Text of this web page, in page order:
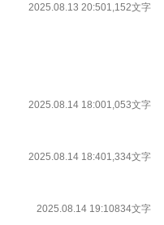
2025.08.13 20:501,152文字
2025.08.14 18:001,053文字
2025.08.14 18:401,334文字
2025.08.14 19:10834文字